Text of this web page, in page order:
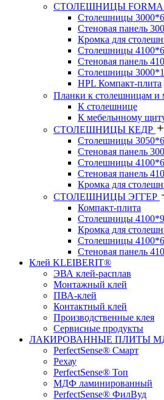
СТОЛЕШНИЦЫ FORMA
Столешницы
Стеновая панель
Кромка для
Столешницы
Стеновая панель
Столешницы
HPL Компакт-плита
Планки к столешницам и
К столешнице
К мебельнному
СТОЛЕШНИЦЫ КЕДР
Столешницы
Стеновая панель
Столешницы
Стеновая панель
Кромка для
СТОЛЕШНИЦЫ ЭГГЕР
Компакт-плита
Столешницы
Кромка для
Столешницы
Стеновая панель
Клей KLEIBERIT®
ЭВА клей-расплав
Монтажный клей
ПВА-клей
Контактный клей
Производственные клея
Сервисные продукты
ЛАКИРОВАННЫЕ ПЛИТЫ
PerfectSense® Смарт
Рехау
PerfectSense® Топ
МДФ ламинированный
PerfectSense® ФилВуд